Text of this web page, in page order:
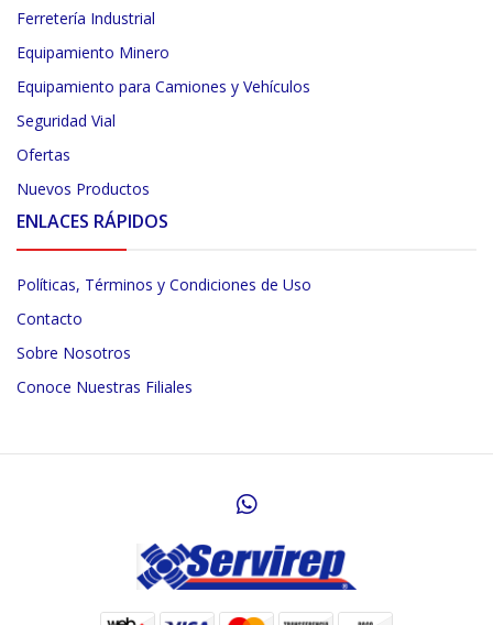
Ferretería Industrial
Equipamiento Minero
Equipamiento para Camiones y Vehículos
Seguridad Vial
Ofertas
Nuevos Productos
ENLACES RÁPIDOS
Políticas, Términos y Condiciones de Uso
Contacto
Sobre Nosotros
Conoce Nuestras Filiales